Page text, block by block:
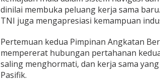
dinilai membuka peluang kerja sama
TNI juga mengapresiasi kemampuan
Pertemuan kedua Pimpinan Angkatan
mempererat hubungan pertahanan
saling menghormati, dan kerja sama
Pasifik.